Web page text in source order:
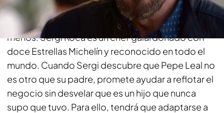
Pepe Leal es el propietario "fritangas" de un
chiringuito de playa de mala muerte, venido a
menos. Sergi Roca es un chef galardonado con
doce Estrellas Michelín y reconocido en todo el
mundo. Cuando Sergi descubre que Pepe Leal no
es otro que su padre, promete ayudar a reflotar el
negocio sin desvelar que es un hijo que nunca
supo que tuvo. Para ello, tendrá que adaptarse a